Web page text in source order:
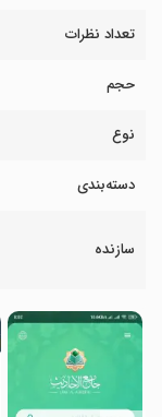
تعداد نظرات
حجم
نوع
دسته‌بندی
سازنده